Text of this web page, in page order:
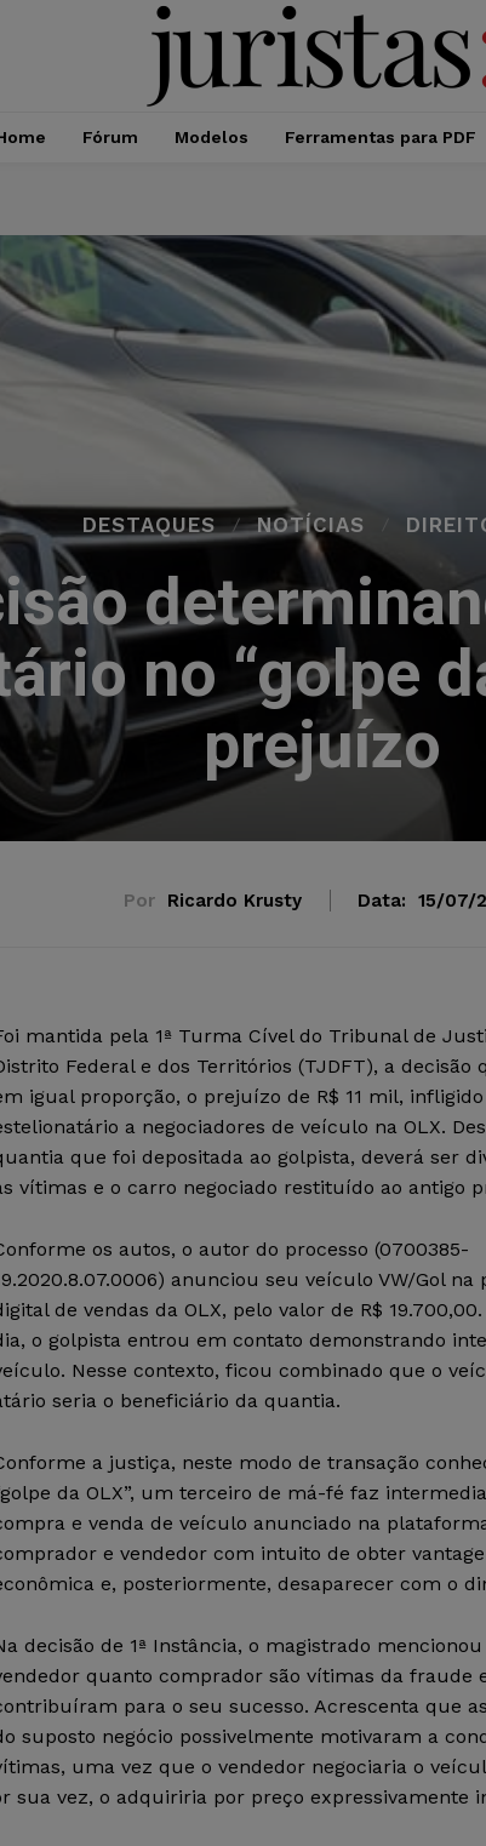
Fórum Modelos Ferramentas para PDF
DESTAQUES NOTÍCIAS
no “golpe
prejuízo
Por Ricardo Krusty Data: 15/07/
mantida pela 1ª Turma Cível do Tribunal de
Federal e dos Territórios (TJDFT), a decisão
igual proporção, o prejuízo de R$ 11 mil,
a negociadores de veículo na OLX.
que foi depositada ao golpista, deverá ser
vítimas e o carro negociado restituído ao antigo
os autos, o autor do processo (0700385-
anunciou seu veículo VW/Gol na
de vendas da OLX, pelo valor de R$
o golpista entrou em contato demonstrando
Nesse contexto, ficou combinado que o
seria o beneficiário da quantia.
a justiça, neste modo de transação
da OLX”, um terceiro de má-fé faz
e venda de veículo anunciado na
e vendedor com intuito de obter
e, posteriormente, desaparecer com o
decisão de 1ª Instância, o magistrado
quanto comprador são vítimas da fraude
para o seu sucesso. Acrescenta que
suposto negócio possivelmente motivaram a
uma vez que o vendedor negociaria o
sua vez, o adquiriria por preço expressivamente